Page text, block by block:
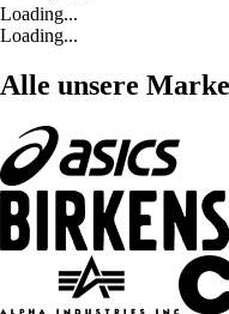
Loading...
Loading...
Alle unsere